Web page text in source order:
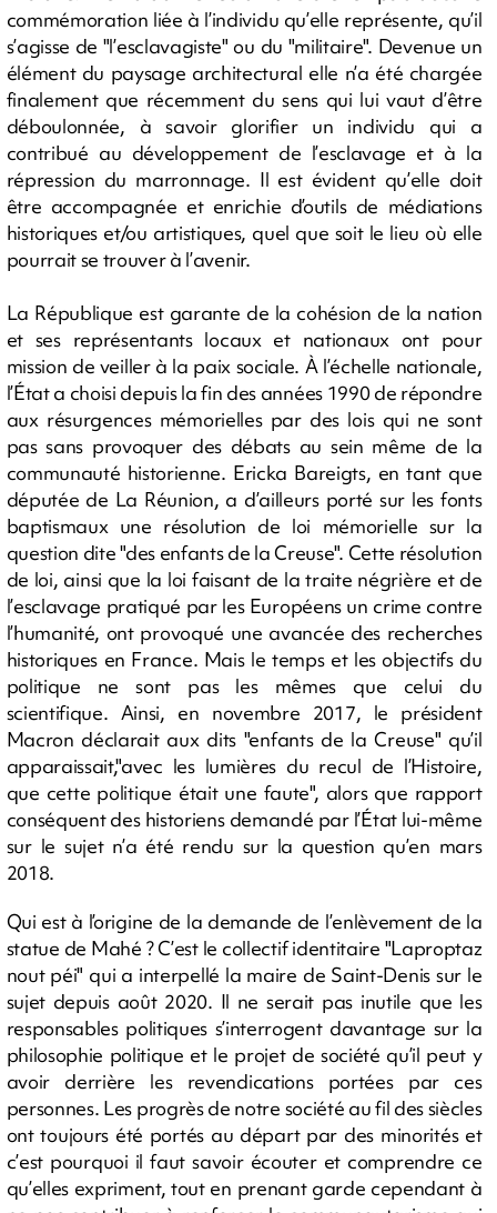
commémoration liée à l’individu qu’elle représente, qu’il
s’agisse de "l’esclavagiste" ou du "militaire". Devenue un
élément du paysage architectural elle n’a été chargée
finalement que récemment du sens qui lui vaut d’être
déboulonnée, à savoir glorifier un individu qui a
contribué au développement de l’esclavage et à la
répression du marronnage. Il est évident qu’elle doit
être accompagnée et enrichie d’outils de médiations
historiques et/ou artistiques, quel que soit le lieu où elle
pourrait se trouver à l’avenir.
La République est garante de la cohésion de la nation
et ses représentants locaux et nationaux ont pour
mission de veiller à la paix sociale. À l’échelle nationale,
l’État a choisi depuis la fin des années 1990 de répondre
aux résurgences mémorielles par des lois qui ne sont
pas sans provoquer des débats au sein même de la
communauté historienne. Ericka Bareigts, en tant que
députée de La Réunion, a d’ailleurs porté sur les fonts
baptismaux une résolution de loi mémorielle sur la
question dite "des enfants de la Creuse". Cette résolution
de loi, ainsi que la loi faisant de la traite négrière et de
l’esclavage pratiqué par les Européens un crime contre
l’humanité, ont provoqué une avancée des recherches
historiques en France. Mais le temps et les objectifs du
politique ne sont pas les mêmes que celui du
scientifique. Ainsi, en novembre 2017, le président
Macron déclarait aux dits "enfants de la Creuse" qu’il
apparaissait,"avec les lumières du recul de l’Histoire,
que cette politique était une faute", alors que rapport
conséquent des historiens demandé par l’État lui-même
sur le sujet n’a été rendu sur la question qu’en mars
2018.
Qui est à l’origine de la demande de l’enlèvement de la
statue de Mahé ? C’est le collectif identitaire "Laproptaz
nout péi" qui a interpellé la maire de Saint-Denis sur le
sujet depuis août 2020. Il ne serait pas inutile que les
responsables politiques s’interrogent davantage sur la
philosophie politique et le projet de société qu’il peut y
avoir derrière les revendications portées par ces
personnes. Les progrès de notre société au fil des siècles
ont toujours été portés au départ par des minorités et
c’est pourquoi il faut savoir écouter et comprendre ce
qu’elles expriment, tout en prenant garde cependant à